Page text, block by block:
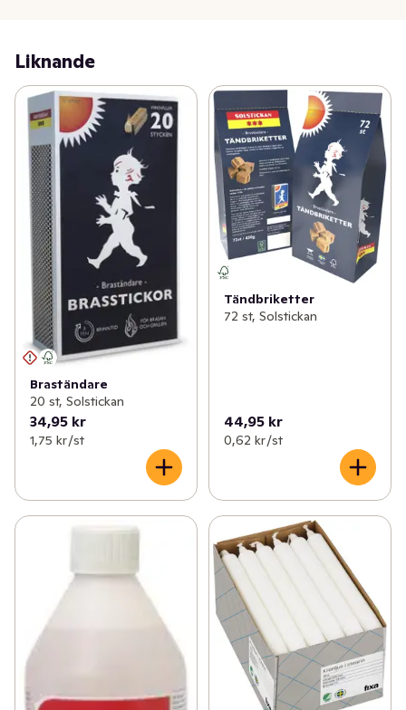
Liknande
Braständare
20 st, Solstickan
34,95 kr
1,75 kr /st
Tändbriketter
72 st, Solstickan
44,95 kr
0,62 kr /st